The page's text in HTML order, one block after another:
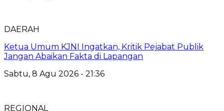
DAERAH
Ketua Umum KJNI Ingatkan, Kritik Pejabat Publik
Jangan Abaikan Fakta di Lapangan
Sabtu, 8 Agu 2026 - 21:36
REGIONAL